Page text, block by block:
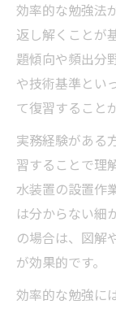
効率的な勉強法
返し解くことが
題傾向や頻出分
や技術基準とい
て復習すること
実務経験がある
習することで理
水装置の設置作
は分からない細
の場合は、図解
が効果的です。
効率的な勉強に